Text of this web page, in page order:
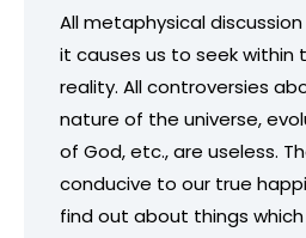
All metaphysical
it causes us to seek within
reality. All controversies
nature of the universe,
of God, etc., are useless.
conducive to our true
find out about things